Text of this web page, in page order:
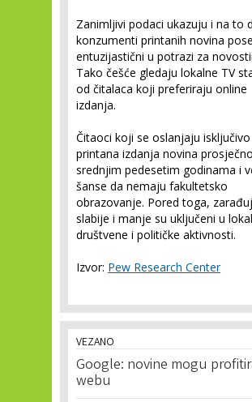
Zanimljivi podaci ukazuju i na to
konzumenti printanih novina
entuzijastični u potrazi za
Tako češće gledaju lokalne TV
od čitalaca koji preferiraju online
izdanja.
Čitaoci koji se oslanjaju
printana izdanja novina
srednjim pedesetim godinama i
šanse da nemaju fakultetsko
obrazovanje. Pored toga,
slabije i manje su uključeni u
društvene i političke aktivnosti.
Izvor: Pew Research Center
VEZANO
Google: novine mogu
webu